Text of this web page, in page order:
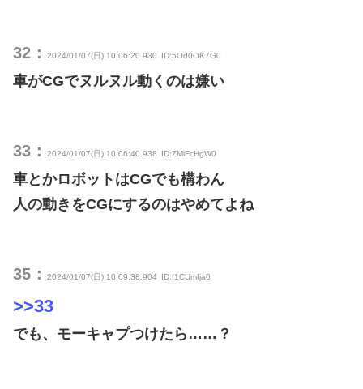
32： 2024/01/07(日) 10:06:20.930 ID:5Od0OK7G0
車がCGでヌルヌル動くのは嫌い
33： 2024/01/07(日) 10:06:40.938 ID:ZMiFcHgW0
車とかロボットはCGでも構わん
人の動きをCGにするのはやめてよね
35： 2024/01/07(日) 10:09:38.904 ID:f1CUmfja0
>>33
でも、モーキャプつけたら……？